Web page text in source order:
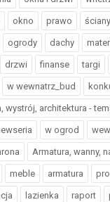
okno prawo ściany
ogrody dachy
drzwi finanse targi
w wewnatrz_bud
wystrój, architektura -
w ogrod
Armatura, wanny,
meble armatura
lazienka raport